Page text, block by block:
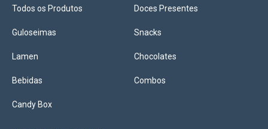
Todos os Produtos Doces Presentes
Guloseimas Snacks
Lamen Chocolates
Bebidas Combos
Candy Box